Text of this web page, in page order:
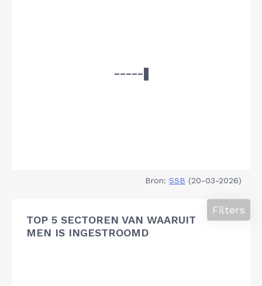
Bron: SSB (20-03-2026)
TOP 5 SECTOREN VAN WAARUIT
MEN IS INGESTROOMD
Filters